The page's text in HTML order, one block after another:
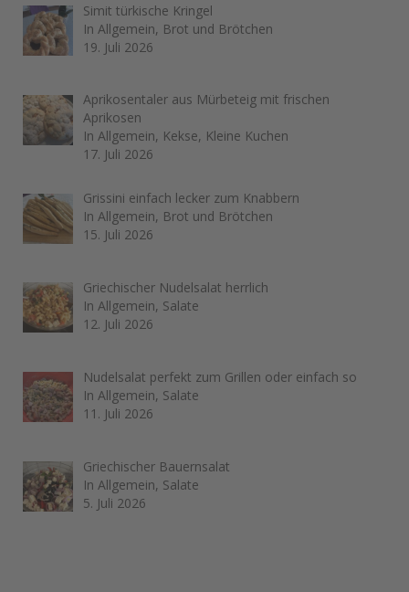
Simit türkische Kringel
In Allgemein, Brot und Brötchen
19. Juli 2026
Aprikosentaler aus Mürbeteig mit frischen
Aprikosen
In Allgemein, Kekse, Kleine Kuchen
17. Juli 2026
Grissini einfach lecker zum Knabbern
In Allgemein, Brot und Brötchen
15. Juli 2026
Griechischer Nudelsalat herrlich
In Allgemein, Salate
12. Juli 2026
Nudelsalat perfekt zum Grillen oder einfach so
In Allgemein, Salate
11. Juli 2026
Griechischer Bauernsalat
In Allgemein, Salate
5. Juli 2026